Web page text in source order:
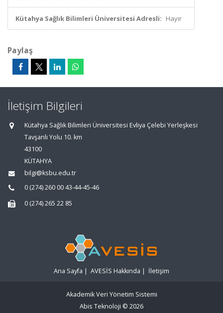
Kütahya Sağlık Bilimleri Üniversitesi Adresli: Hayır
Paylaş
İletişim Bilgileri
Kütahya Sağlık Bilimleri Üniversitesi Evliya Çelebi Yerleşkesi
Tavşanlı Yolu 10. km
43100
KÜTAHYA
bilgi@ksbu.edu.tr
0 (274) 260 00 43-44-45-46
0 (274) 265 22 85
Ana Sayfa | AVESİS Hakkında | İletişim
Akademik Veri Yönetim Sistemi
Abis Teknoloji © 2026